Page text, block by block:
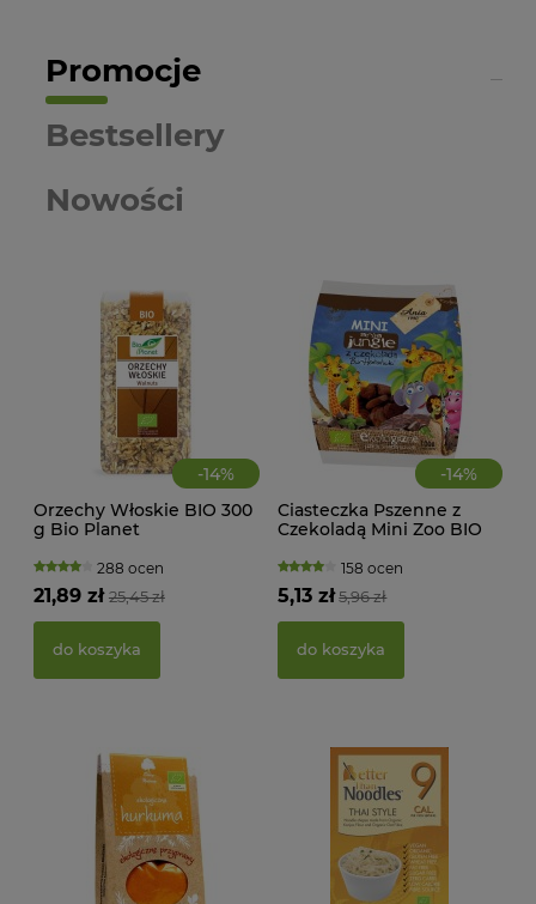
Promocje
Nowości
Bestsellery
-14%
Orzechy Włoskie BIO 300
g Bio Planet
288 ocen
25,45 zł
21,89 zł
do koszyka
-14%
Ciasteczka Pszenne z
Czekoladą Mini Zoo BIO
158 ocen
5,96 zł
5,13 zł
do koszyka